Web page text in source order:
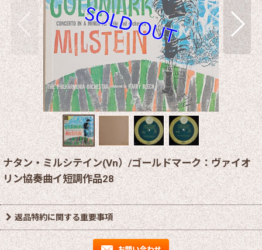
ナタン・ミルシテイン(Vn）/ゴールドマーク：ヴァイオ
リン協奏曲イ短調作品28
返品特約に関する重要事項